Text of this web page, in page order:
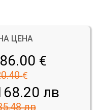
ЦЕНА
€
€
лв
лв